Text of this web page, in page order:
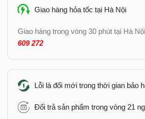
Giao hàng hỏa tốc tại Hà Nội
Giao hàng trong vòng 30 phút tại Hà
609 272
Lỗi là đổi mới trong thời gian bảo
Đổi trả sản phẩm trong vòng 21